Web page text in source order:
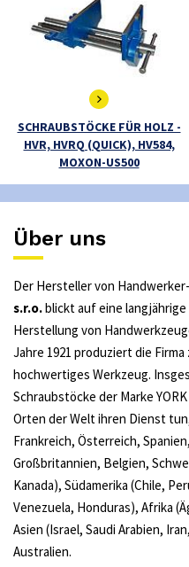
SCHRAUBSTÖCKE FÜR HOLZ -
HVR, HVRQ (QUICK), HV584,
MOXON-US500
Über uns
Der Hersteller von
s.r.o.blickt auf eine
Herstellung von
Jahre 1921 produziert die
hochwertiges Werkzeug.
Schraubstöcke der Marke
Orten der Welt ihren Dienst
Frankreich, Österreich,
Großbritannien, Belgien,
Kanada), Südamerika (Chile,
Venezuela, Honduras), Afrika
Asien (Israel, Saudi Arabien,
Australien.